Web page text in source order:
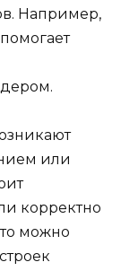
Например,
или
корректно
можно